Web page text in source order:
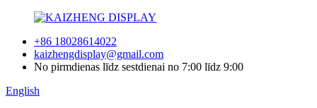
+86 18028614022
kaizhengdisplay@gmail.com
No pirmdienas līdz sestdienai no 7:00 līdz 9:00
English